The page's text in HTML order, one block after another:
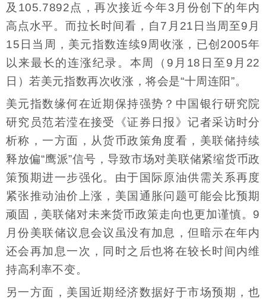
及105.7892点，再次接近今年3月份创下的年内
高点水平。而拉长时间看，自7月21日当周至9月
15日当周，美元指数连续9周收涨，已创2005年
以来最长的连涨纪录。本周（9月18日至9月22
日）若美元指数再次收涨，将会是“十周连阳”。
美元指数缘何在近期保持强势？中国银行研究院
研究员范若滢在接受《证券日报》记者采访时分
析称，一方面，从货币政策角度看，美联储持续
释放偏“鹰派”信号，导致市场对美联储紧缩货币政
策预期进一步强化。由于国际原油供需关系再度
紧张推动油价上涨，美国通胀问题可能会比预期
顽固，美联储对未来货币政策走向也更加谨慎。9
月份美联储议息会议虽没有加息，但暗示在年内
还会再加息一次，同时之后也将在较长时间内维
持高利率不变。
另一方面，美国近期经济数据好于市场预期，也